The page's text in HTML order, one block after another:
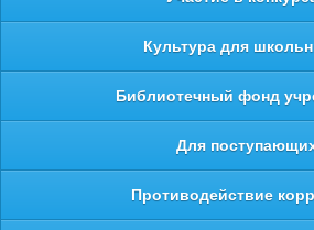
Культура для
Библиотечный фонд
Для
Противодействие